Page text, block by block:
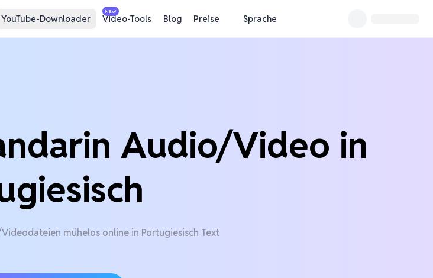
YouTube-Downloader
NEW
Video-Tools Blog Preise Sprache
Audio/Video in
mühelos online in Portugiesisch Text